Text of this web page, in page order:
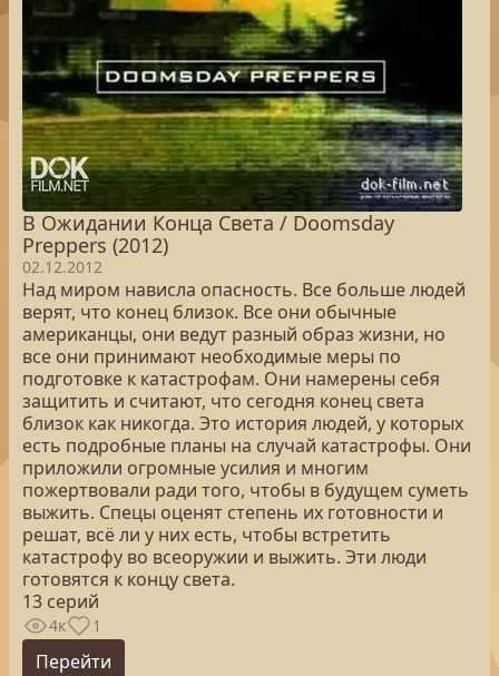
В Ожидании Конца Света / Doomsday
Preppers (2012)
02.12.2012
Над миром нависла опасность. Все больше людей
верят, что конец близок. Все они обычные
американцы, они ведут разный образ жизни, но
все они принимают необходимые меры по
подготовке к катастрофам. Они намерены себя
защитить и считают, что сегодня конец света
близок как никогда. Это история людей, у которых
есть подробные планы на случай катастрофы. Они
приложили огромные усилия и многим
пожертвовали ради того, чтобы в будущем суметь
выжить. Спецы оценят степень их готовности и
решат, всё ли у них есть, чтобы встретить
катастрофу во всеоружии и выжить. Эти люди
готовятся к концу света.
13 серий
4к 1
Перейти